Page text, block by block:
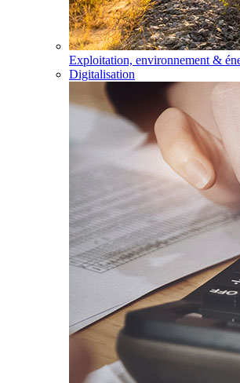
Exploitation, environnement &
Digitalisation